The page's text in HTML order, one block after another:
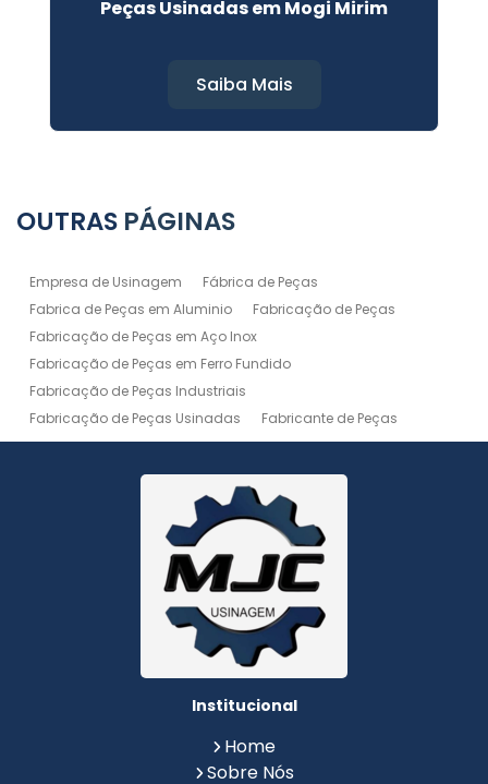
Peças Usinadas em Mogi Mirim
Saiba Mais
OUTRAS PÁGINAS
Empresa de Usinagem
Fábrica de Peças
Fabrica de Peças em Aluminio
Fabricação de Peças
Fabricação de Peças em Aço Inox
Fabricação de Peças em Ferro Fundido
Fabricação de Peças Industriais
Fabricação de Peças Usinadas
Fabricante de Peças
Fabricante de Peças de Máquinas
Manutenção de Máquina
Peças Usinadas
Serviço de Soldagem
Serviço de Usinagem
Serviço de Usinagem Pesada
Serviços de Usinagem CNC
Serviços de Usinagem de Peças
Serviços de Usinagem Tornearia e Solda
Usinagem
Usinagem Aluminio
Usinagem de Alta Precisão
Usinagem de Alumínio
Usinagem de Peças em Aço Inox
Usinagem de Peças em Aluminio
Institucional
Home
Sobre Nós